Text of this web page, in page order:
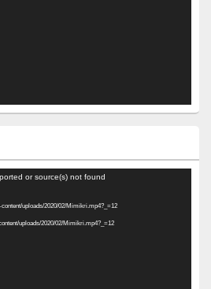
or source(s) not found
uploads/2020/02/Mimikri.mp4?_=12
uploads/2020/02/Mimikri.mp4?_=12